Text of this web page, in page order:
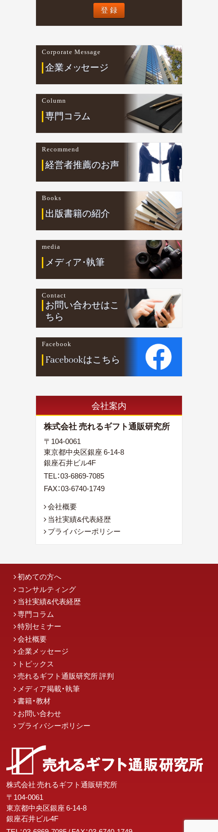
Corporate Message
企業メ ッセージ
Column
専門コ ラム
Recommend
経営者推薦のお声
Books
出版書籍の紹介
media
メディア・執筆
Contact
お問い合わせはこ
ちら
Facebook
Facebookはこちら
会社案内
株式会社 売れるギフト通販研究所
〒104-0061
東京都中央区銀座 6-14-8
銀座石井ビル4F
TEL：03-6869-7085
FAX：03-6740-1749
会社概要
当社実績&代表経歴
プライバシーポリシー
初めての方へ
コンサルティング
当社実績&代表経歴
専門コラム
特別セミナー
会社概要
企業メッセージ
トピックス
売れるギフト通販研究所 評判
メディア掲載・執筆
書籍・教材
お問い合わせ
プライバシーポリシー
株式会社 売れるギフト通販研究所
〒104-0061
東京都中央区銀座 6-14-8
銀座石井ビル4F